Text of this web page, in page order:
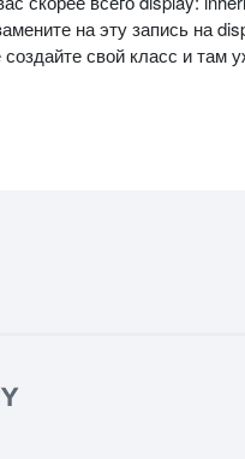
на эту запись на
свой класс и там